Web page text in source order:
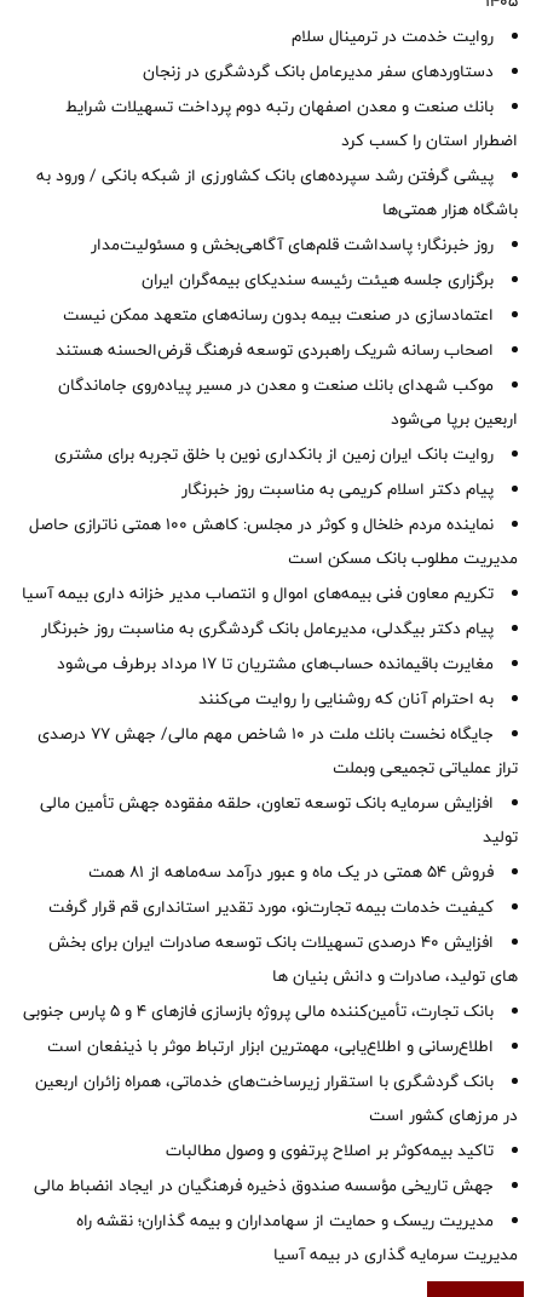
روایت خدمت در ترمینال سلام
دستاوردهای سفر مدیرعامل بانک گردشگری در زنجان
بانك صنعت و معدن اصفهان رتبه دوم پرداخت تسهیلات شرایط
اضطرار استان را كسب كرد
پیشی گرفتن رشد سپرده‌های بانک کشاورزی از شبکه بانکی / ورود به
باشگاه هزار همتی‌ها
روز خبرنگار؛ پاسداشت قلم‌های آگاهی‌بخش و مسئولیت‌مدار
برگزاری جلسه هیئت رئیسه سندیکای بیمه‌گران ایران
اعتمادسازی در صنعت بیمه بدون رسانه‌های متعهد ممکن نیست
اصحاب رسانه شریک راهبردی توسعه فرهنگ قرض‌الحسنه هستند
موكب شهدای بانك صنعت و معدن در مسیر پیاده‌روی جاماندگان
اربعین برپا می‌شود
روایت بانک ایران زمین از بانکداری نوین با خلق تجربه برای مشتری
پیام دکتر اسلام کریمی به مناسبت روز خبرنگار
نماینده مردم خلخال و کوثر در مجلس: کاهش ۱۰۰ همتی ناترازی حاصل
مدیریت مطلوب بانک مسکن است
تکریم معاون فنی بیمه‌های اموال و انتصاب مدیر خزانه داری بیمه آسیا
پیام دکتر بیگدلی، مدیرعامل بانک گردشگری به مناسبت روز خبرنگار
مغایرت‌ باقیمانده حساب‌های مشتریان تا ۱۷ مرداد برطرف می‌شود
به احترام آنان که روشنایی را روایت می‌کنند
جایگاه نخست بانك ملت در 10 شاخص مهم مالی/ جهش 77 درصدی
تراز عملیاتی تجمیعی وبملت
افزایش سرمایه بانک توسعه تعاون، حلقه مفقوده جهش تأمین مالی
تولید
فروش 54 همتی در یک ماه و عبور درآمد سه‌ماهه از 81 همت
کیفیت خدمات بیمه تجارت‌نو، مورد تقدیر استانداری قم قرار گرفت
افزایش 40 درصدی تسهیلات بانک توسعه صادرات ایران برای بخش
های تولید، صادرات و دانش بنیان ها
بانک تجارت، تأمین‌کننده مالی پروژه بازسازی فازهای ۴ و ۵ پارس جنوبی
اطلاع‌رسانی و اطلاع‌یابی، مهمترین ابزار ارتباط موثر با ذینفعان است
بانک گردشگری با استقرار زیرساخت‌های خدماتی، همراه زائران اربعین
در مرزهای کشور است
تاکید بیمه‌کوثر بر اصلاح پرتفوی و وصول مطالبات ‌
جهش تاریخی مؤسسه صندوق ذخیره فرهنگیان در ایجاد انضباط مالی
مدیریت ریسک و حمایت از سهامداران و بیمه گذاران؛ نقشه راه
مدیریت سرمایه گذاری در بیمه آسیا